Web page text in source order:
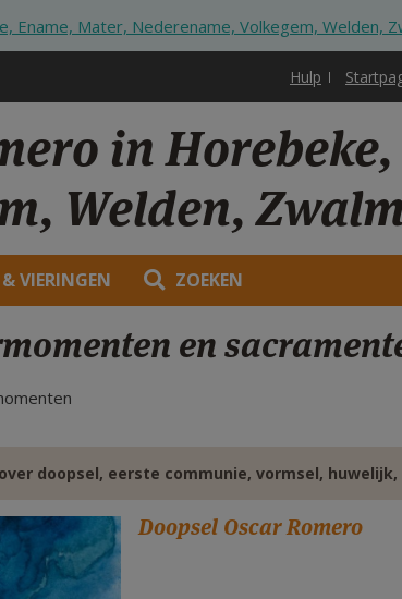
Ename, Mater, Nederename, Volkegem, Welden,
Hulp
in
Welden,
& VIERINGEN ZOEKEN
en
doopsel, eerste communie, vormsel,
Doopsel Oscar Romero